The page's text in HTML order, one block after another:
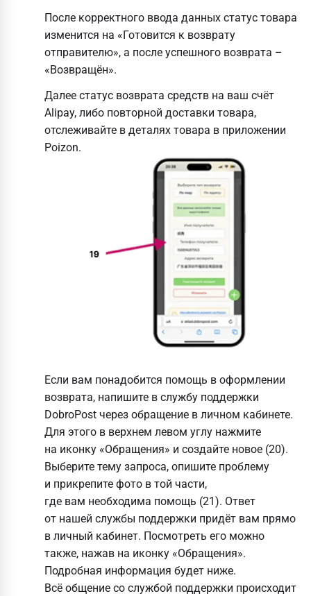
После корректного ввода данных статус товара
изменится на «Готовится к возврату
отправителю», а после успешного возврата –
«Возвращён».
Далее статус возврата средств на ваш счёт
Alipay, либо повторной доставки товара,
отслеживайте в деталях товара в приложении
Poizon.
Если вам понадобится помощь в оформлении
возврата, напишите в службу поддержки
DobroPost через обращение в личном кабинете.
Для этого в верхнем левом углу нажмите
на иконку «Обращения» и создайте новое (20).
Выберите тему запроса, опишите проблему
и прикрепите фото в той части,
где вам необходима помощь (21). Ответ
от нашей службы поддержки придёт вам прямо
в личный кабинет. Посмотреть его можно
также, нажав на иконку «Обращения».
Подробная информация будет ниже.
Всё общение со службой поддержки происходит